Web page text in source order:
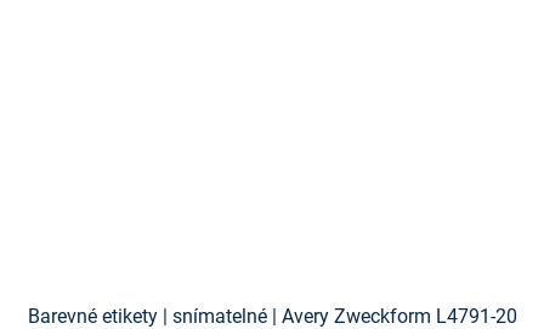
Barevné etikety | snímatelné | Avery Zweckform L4791-20